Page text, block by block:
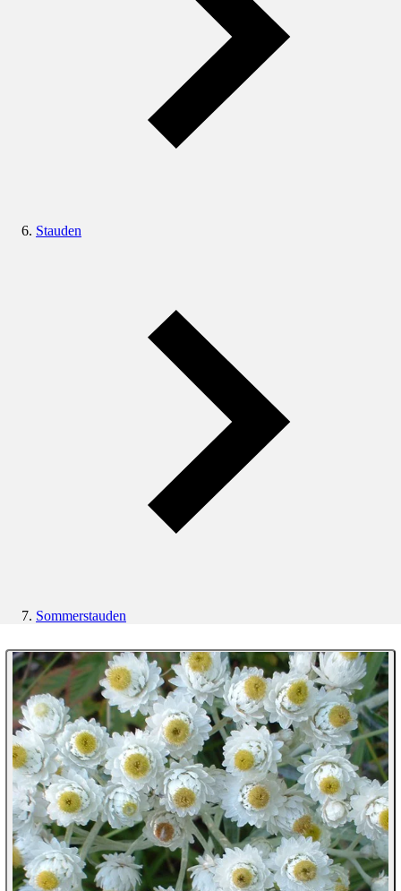
Stauden
Sommerstauden